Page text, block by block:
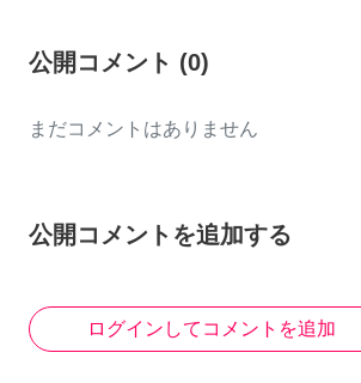
公開コメント (0)
まだコメントはありません
公開コメントを追加する
ログインしてコメントを追加